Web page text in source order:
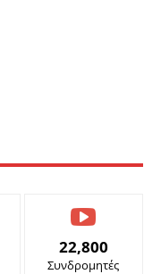
22,800
Συνδρομητές